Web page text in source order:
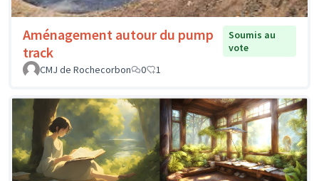
Aménagement autour du pump
track
Soumis au
vote
CMJ de Rochecorbon
0 1